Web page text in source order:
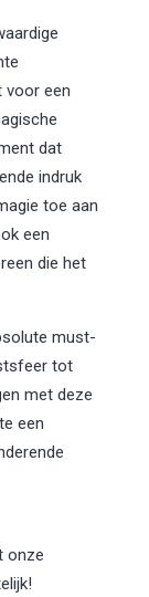
voor een
dat
indruk
toe aan
een
die het
must-
tot
met deze
een
onze